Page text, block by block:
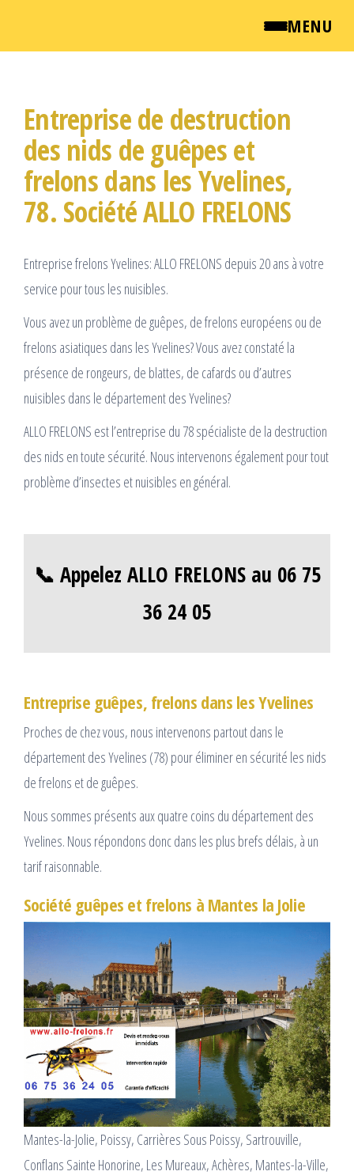
MENU
NEWSROOM
TARIFS
ENGLISH
CONTACT
contenuEntreprise de destruction
des nids de guêpes et
frelons dans les Yvelines,
78. Société ALLO FRELONS
Entreprise frelons Yvelines: ALLO FRELONS depuis 20 ans à votre
service pour tous les nuisibles.
Vous avez un problème de guêpes, de frelons européens ou de
frelons asiatiques dans les Yvelines? Vous avez constaté la
présence de rongeurs, de blattes, de cafards ou d’autres
nuisibles dans le département des Yvelines?
ALLO FRELONS est l’entreprise du 78 spécialiste de la destruction
des nids en toute sécurité. Nous intervenons également pour tout
problème d’insectes et nuisibles en général.
📞 Appelez ALLO FRELONS au 06 75
36 24 05
Entreprise guêpes, frelons dans les Yvelines
Proches de chez vous, nous intervenons partout dans le
département des Yvelines (78) pour éliminer en sécurité les nids
de frelons et de guêpes.
Nous sommes présents aux quatre coins du département des
Yvelines. Nous répondons donc dans les plus brefs délais, à un
tarif raisonnable.
Société guêpes et frelons à Mantes la Jolie
Mantes-la-Jolie, Poissy, Carrières Sous Poissy, Sartrouville,
Conflans Sainte Honorine, Les Mureaux, Achères, Mantes-la-Ville,